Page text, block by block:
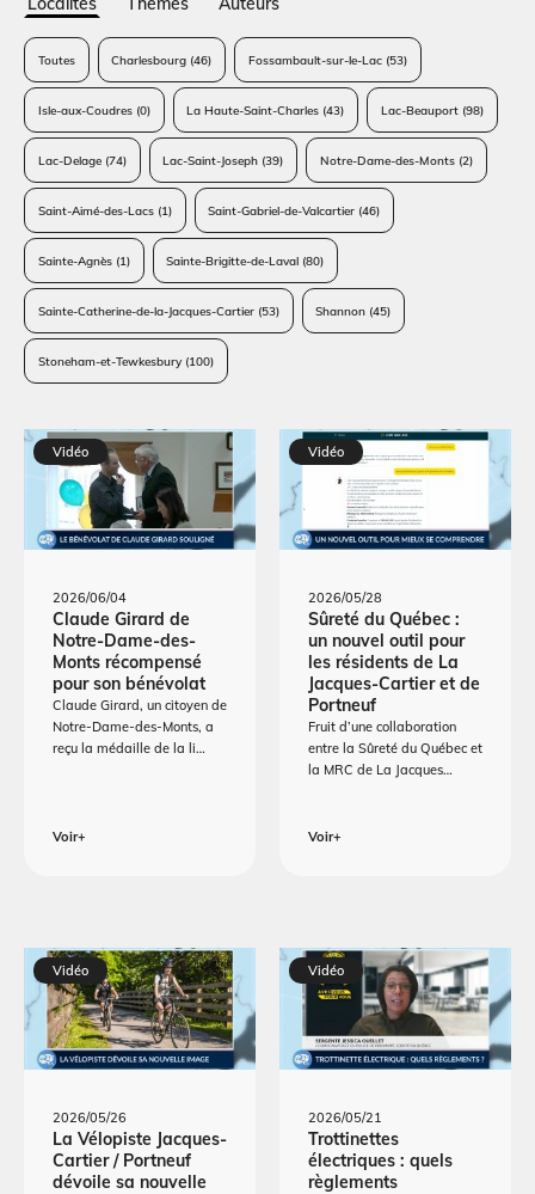
Toutes Charlesbourg (46) Fossambault-sur-le-Lac(53)
Isle-aux-Coudres(0) La Haute-Saint-Charles (43) Lac-Beauport(98)
Lac-Delage(74) Lac-Saint-Joseph (39) Notre-Dame-des-Monts(2)
Saint-Aimé-des-Lacs(1) Saint-Gabriel-de-Valcartier (46)
Sainte-Agnès(1) Sainte-Brigitte-de-Laval (80)
Sainte-Catherine-de-la-Jacques-Cartier(53) Shannon (45)
Stoneham-et-Tewkesbury(100)
Vidéo
2026/06/04
Claude Girard de
Notre-Dame-des-
Monts récompensé
pour son bénévolat
Claude Girard, un citoyen de
Notre-Dame-des-Monts, a
reçu la médaille de la li…
Voir+
Vidéo
2026/05/28
Sûreté du Québec :
un nouvel outil pour
les résidents de La
Jacques-Cartier et de
Portneuf
Fruit d’une collaboration
entre la Sûreté du Québec et
la MRC de La Jacques…
Voir+
Vidéo
2026/05/26
La Vélopiste Jacques-
Cartier / Portneuf
dévoile sa nouvelle
Vidéo
2026/05/21
Trottinettes
électriques : quels
règlements